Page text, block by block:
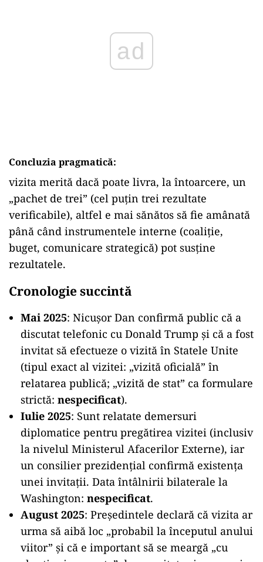
ad
Concluzia pragmatică:
vizita merită dacă poate livra, la întoarcere, un
„pachet de trei” (cel puțin trei rezultate
verificabile), altfel e mai sănătos să fie amânată
până când instrumentele interne (coaliție,
buget, comunicare strategică) pot susține
rezultatele.
Cronologie succintă
Mai 2025: Nicușor Dan confirmă public că a
discutat telefonic cu Donald Trump și că a fost
invitat să efectueze o vizită în Statele Unite
(tipul exact al vizitei: „vizită oficială” în
relatarea publică; „vizită de stat” ca formulare
strictă: nespecificat).
Iulie 2025: Sunt relatate demersuri
diplomatice pentru pregătirea vizitei (inclusiv
la nivelul Ministerul Afacerilor Externe), iar
un consilier prezidențial confirmă existența
unei invitații. Data întâlnirii bilaterale la
Washington: nespecificat.
August 2025: Președintele declară că vizita ar
urma să aibă loc „probabil la începutul anului
viitor” și că e important să se meargă „cu